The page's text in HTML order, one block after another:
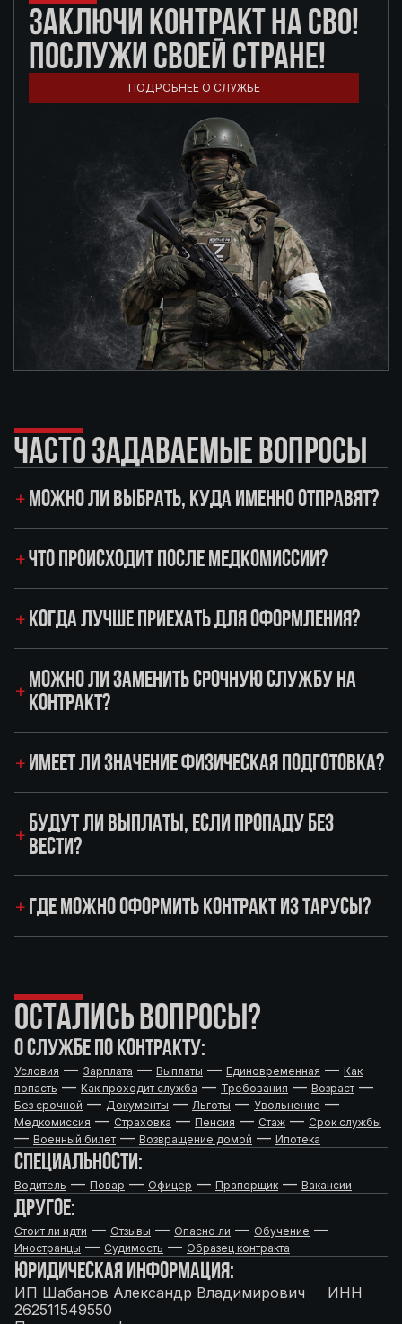
ЗАКЛЮЧИ КОНТРАКТ НА СВО!
ПОСЛУЖИ СВОЕЙ СТРАНЕ!
ПОДРОБНЕЕ О СЛУЖБЕ
ЧАСТО ЗАДАВАЕМЫЕ ВОПРОСЫ
МОЖНО ЛИ ВЫБРАТЬ, КУДА ИМЕННО ОТПРАВЯТ?
ЧТО ПРОИСХОДИТ ПОСЛЕ МЕДКОМИССИИ?
КОГДА ЛУЧШЕ ПРИЕХАТЬ ДЛЯ ОФОРМЛЕНИЯ?
МОЖНО ЛИ ЗАМЕНИТЬ СРОЧНУЮ СЛУЖБУ НА
КОНТРАКТ?
ИМЕЕТ ЛИ ЗНАЧЕНИЕ ФИЗИЧЕСКАЯ ПОДГОТОВКА?
БУДУТ ЛИ ВЫПЛАТЫ, ЕСЛИ ПРОПАДУ БЕЗ
ВЕСТИ?
ГДЕ МОЖНО ОФОРМИТЬ КОНТРАКТ ИЗ ТАРУСЫ?
ОСТАЛИСЬ ВОПРОСЫ?
О СЛУЖБЕ ПО КОНТРАКТУ:
Условия — Зарплата — Выплаты — Единовременная — Как
попасть — Как проходит служба — Требования — Возраст —
Без срочной — Документы — Льготы — Увольнение —
Медкомиссия — Страховка — Пенсия — Стаж — Срок службы
— Военный билет — Возвращение домой — Ипотека
СПЕЦИАЛЬНОСТИ:
Водитель — Повар — Офицер — Прапорщик — Вакансии
ДРУГОЕ:
Стоит ли идти — Отзывы — Опасно ли — Обучение —
Иностранцы — Судимость — Образец контракта
ЮРИДИЧЕСКАЯ ИНФОРМАЦИЯ:
ИП Шабанов Александр Владимирович ИНН
262511549550